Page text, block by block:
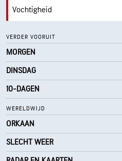
Vochtigheid
AccuLumen Brightness Index™
Wolkendek
Zicht
Wolkenplafond
VERDER VOORUIT
MORGEN
DINSDAG
10-DAGEN
WERELDWIJD
ORKAAN
SLECHT WEER